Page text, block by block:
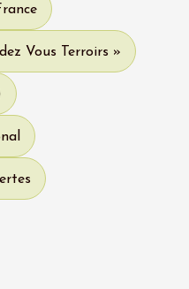
Vous Terroirs »